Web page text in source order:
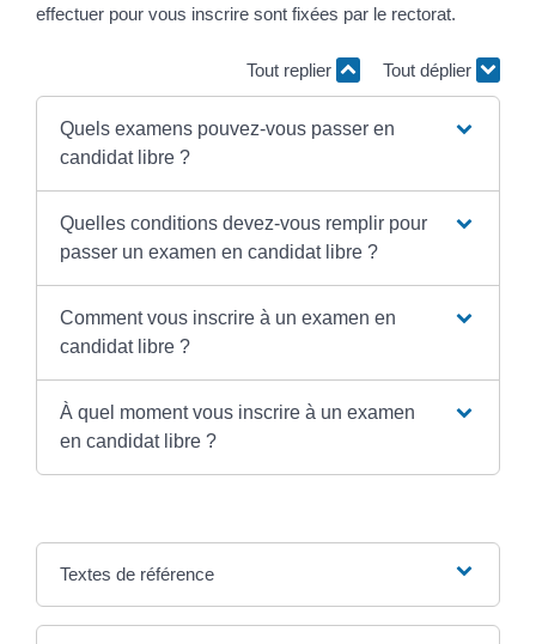
effectuer pour vous inscrire sont fixées par le rectorat.
Tout replier Tout déplier
Quels examens pouvez-vous passer en
candidat libre ?
Quelles conditions devez-vous remplir pour
passer un examen en candidat libre ?
Comment vous inscrire à un examen en
candidat libre ?
À quel moment vous inscrire à un examen
en candidat libre ?
Textes de référence